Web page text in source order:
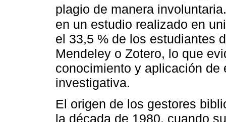
plagio de manera
en un estudio realizado en
el 33,5 % de los estudiantes
Mendeley o Zotero, lo que
conocimiento y aplicación de
investigativa.
El origen de los gestores
la década de 1980, cuando